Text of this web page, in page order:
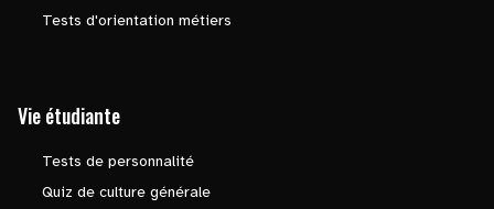
Tests d'orientation métiers
Vie étudiante
Tests de personnalité
Quiz de culture générale